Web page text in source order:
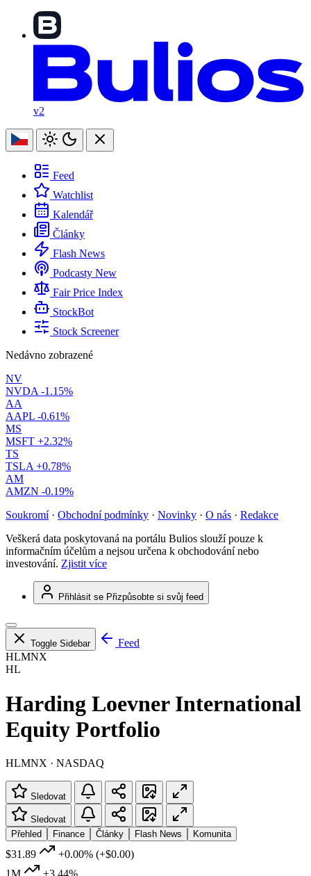
v2
Feed
Watchlist
Kalendář
Články
Flash News
Podcasty New
Fair Price Index
StockBot
Stock Screener
Nedávno zobrazené
NV
NVDA -1.15%
AA
AAPL -0.61%
MS
MSFT +2.32%
TS
TSLA +0.78%
AM
AMZN -0.19%
Soukromí · Obchodní podmínky · Novinky · O nás · Redakce
Veškerá data poskytovaná na portálu Bulios slouží pouze k
informačním účelům a nejsou určena k obchodování nebo
investování. Zjistit více
Přihlásit se Přizpůsobte si svůj feed
Toggle Sidebar
Feed
HLMNX
HL
Harding Loevner International
Equity Portfolio
HLMNX · NASDAQ
Sledovat
Sledovat
Přehled
Finance Články Flash News Komunita
$31.89 +0.00% (+$0.00)
1M
+3.44%